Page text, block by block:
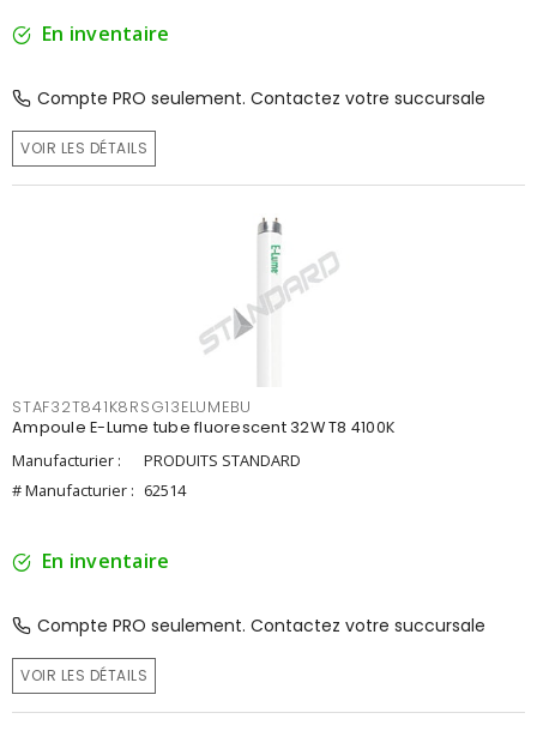
En inventaire
Compte PRO seulement. Contactez votre succursale
VOIR LES DÉTAILS
STAF32T841K8RSG13ELUMEBU
Ampoule E-Lume tube fluorescent 32W T8 4100K
Manufacturier :
PRODUITS STANDARD
# Manufacturier : 62514
En inventaire
Compte PRO seulement. Contactez votre succursale
VOIR LES DÉTAILS